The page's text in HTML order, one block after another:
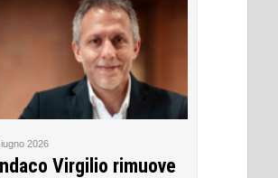
2026
Virgilio rimuove